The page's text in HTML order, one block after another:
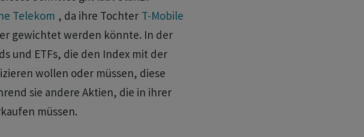
Telekom , da ihre Tochter T-Mobile
gewichtet werden könnte. In der
und ETFs, die den Index mit der
wollen oder müssen, diese
sie andere Aktien, die in ihrer
müssen.